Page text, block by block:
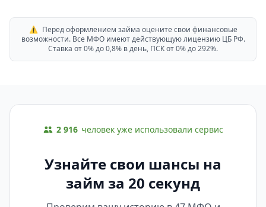
⚠️ Перед оформлением займа оцените свои финансовые
возможности. Все МФО имеют действующую лицензию ЦБ РФ.
Ставка от 0% до 0,8% в день, ПСК от 0% до 292%.
2 916 человек уже использовали сервис
Узнайте свои шансы на
займ за 20 секунд